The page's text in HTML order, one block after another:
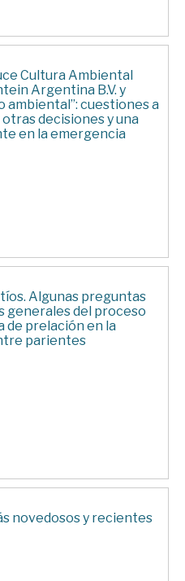
Cultura Ambiental
Argentina B.V. y
ambiental”: cuestiones a
decisiones y una
en la emergencia
Algunas preguntas
generales del proceso
de prelación en la
parientes
novedosos y recientes